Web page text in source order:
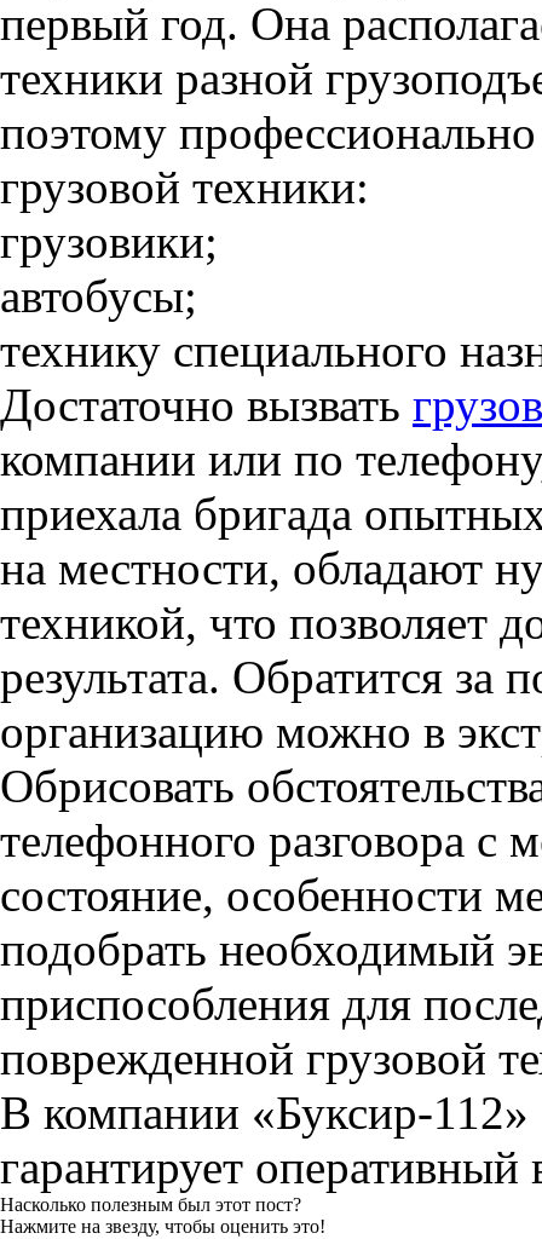
первый год. Она
техники разной
поэтому
грузовой техники:
грузовики;
автобусы;
технику специального
Достаточно вызвать
компании или по
приехала бригада
на местности, обладают
техникой, что позволяет
результата. Обратится
организацию можно в
Обрисовать
телефонного разговора с
состояние, особенности
подобрать необходимый
приспособления для
поврежденной грузовой
В компании «Буксир-112»
гарантирует оперативный
Насколько полезным был этот пост?
Нажмите на звезду, чтобы оценить это!